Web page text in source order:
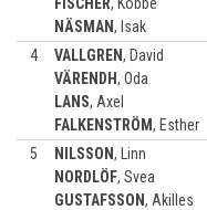
NÄSMAN, Isak
4
VALLGREN, David
VÄRENDH, Oda
LANS, Axel
FALKENSTRÖM, Esther
5 NILSSON,
Linn
NORDLÖF, Svea
GUSTAFSSON, Akilles